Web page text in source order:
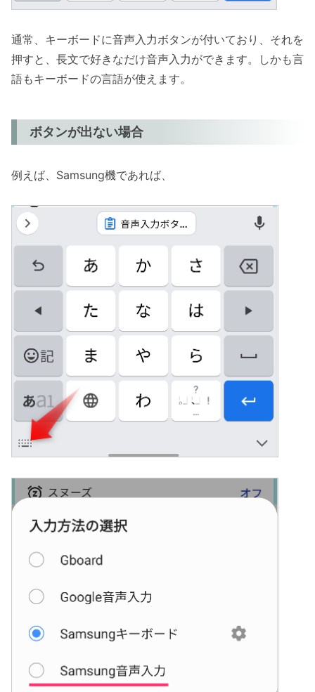
通常、キーボードに音声入力ボタンが付いており、それを
押すと、長文で好きなだけ音声入力ができます。しかも言
語もキーボードの言語が使えます。
ボタンが出ない場合
例えば、Samsung機であれば、